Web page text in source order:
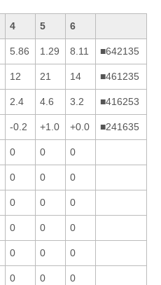
4 5 6
5.86 1.29 8.11 ■642135
12 21 14 ■461235
2.4 4.6 3.2 ■416253
-0.2 +1.0 +0.0 ■241635
0 0 0
0 0 0
0 0 0
0 0 0
0 0 0
0 0 0